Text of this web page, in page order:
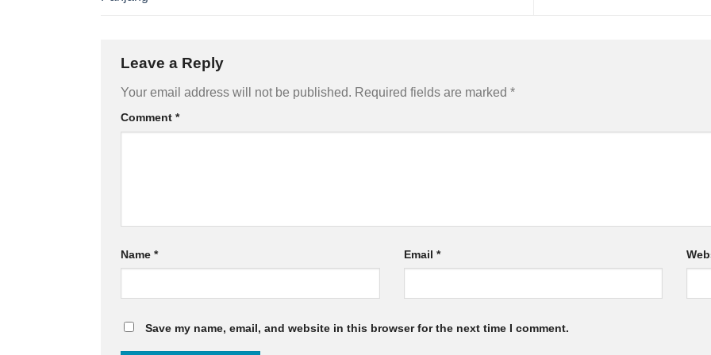
Leave a Reply
Your email address will not be published. Required fields are marked *
Comment *
Name * Email *
Save my name, email, and website in this browser for the next time I comment.